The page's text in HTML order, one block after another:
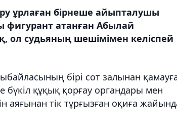
ұрлаған бірнеше айыпталушы
фигурант атанған Абылай
ол судьяның шешімімен келіспей
бірі сот залынан
бүкіл құқық қорғау органдары мен
аяғынан тік тұрғызған оқиға